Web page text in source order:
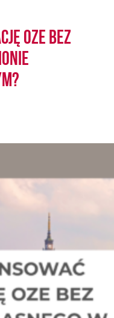
OZE bez